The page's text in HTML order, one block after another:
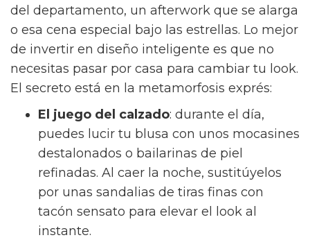
del departamento, un afterwork que se alarga
o esa cena especial bajo las estrellas. Lo mejor
de invertir en diseño inteligente es que no
necesitas pasar por casa para cambiar tu look.
El secreto está en la metamorfosis exprés:
El juego del calzado: durante el día,
puedes lucir tu blusa con unos mocasines
destalonados o bailarinas de piel
refinadas. Al caer la noche, sustitúyelos
por unas sandalias de tiras finas con
tacón sensato para elevar el look al
instante.